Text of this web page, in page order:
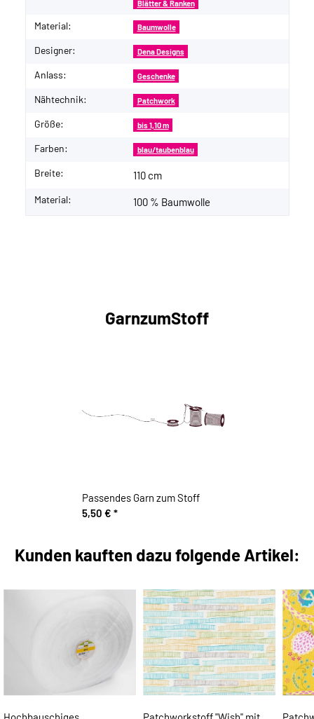
Blätter & Ranken
Material: Baumwolle
Designer: Dena Designs
Anlass: Geschenke
Nähtechnik: Patchwork
Größe: bis 1,10 m
Farben: blau/taubenblau
Breite: 110 cm
Material: 100 % Baumwolle
GarnzumStoff
Passendes Garn zum Stoff
5,50 € *
Kunden kauften dazu folgende Artikel: